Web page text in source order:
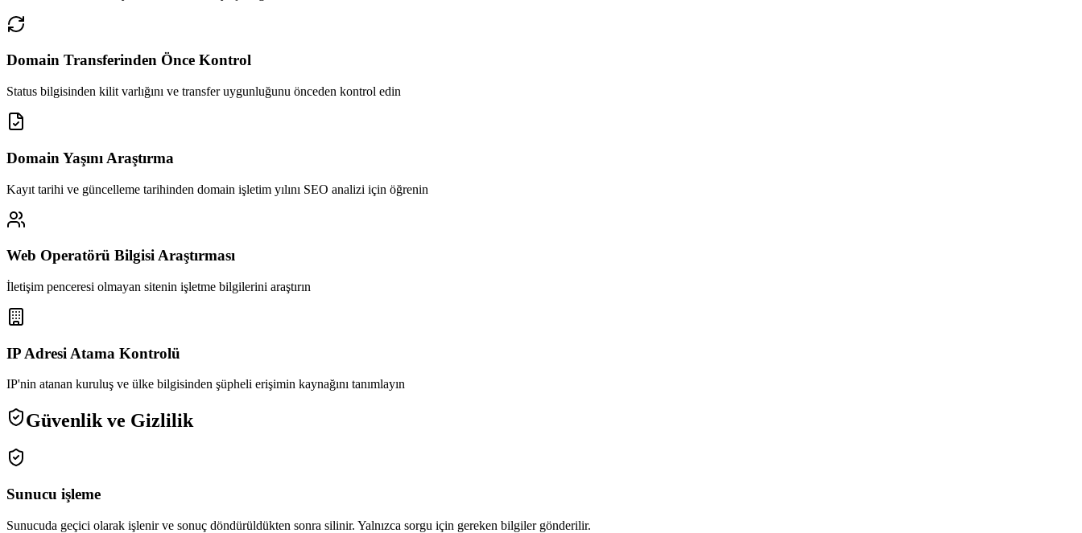
Domain Transferinden Önce Kontrol
Status bilgisinden kilit varlığını ve transfer uygunluğunu önceden kontrol edin
Domain Yaşını Araştırma
Kayıt tarihi ve güncelleme tarihinden domain işletim yılını SEO analizi için öğrenin
Web Operatörü Bilgisi Araştırması
İletişim penceresi olmayan sitenin işletme bilgilerini araştırın
IP Adresi Atama Kontrolü
IP'nin atanan kuruluş ve ülke bilgisinden şüpheli erişimin kaynağını tanımlayın
Güvenlik ve Gizlilik
Sunucu işleme
Sunucuda geçici olarak işlenir ve sonuç döndürüldükten sonra silinir. Yalnızca sorgu için gereken bilgiler gönderilir.